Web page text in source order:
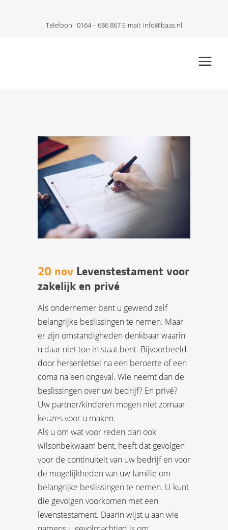
Telefoon: 0164 – 686 867 E-mail: info@baas.nl
20 nov Levenstestament voor
zakelijk en privé
Als ondernemer bent u gewend zelf
belangrijke beslissingen te nemen. Maar
er zijn omstandigheden denkbaar waarin
u daar niet toe in staat bent. Bijvoorbeeld
door hersenletsel na een beroerte of een
coma na een ongeval. Wie neemt dan de
beslissingen over uw bedrijf? En privé?
Uw partner/kinderen mogen niet zomaar
keuzes voor u maken.
Als u om wat voor reden dan ook
wilsonbekwaam bent, heeft dat gevolgen
voor de continuïteit van uw bedrijf en voor
de mogelijkheden van uw familie om
belangrijke beslissingen te nemen. U kunt
die gevolgen voorkomen met een
levenstestament. Daarin wijst u aan wie